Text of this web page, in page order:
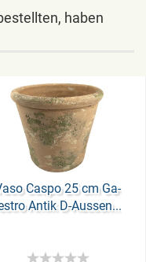
haben
Caspo 25 cm Ga­
Antik D-​Aus­sen...